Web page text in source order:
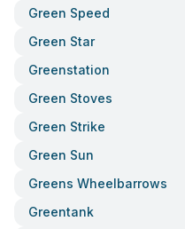
Green Speed
Green Star
Greenstation
Green Stoves
Green Strike
Green Sun
Greens Wheelbarrows
Greentank